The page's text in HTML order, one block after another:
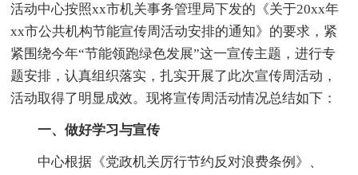
活动中心按照xx市机关事务管理局下发的《关于20xx年
xx市公共机构节能宣传周活动安排的通知》的要求，紧
紧围绕今年“节能领跑绿色发展”这一宣传主题，进行专
题安排，认真组织落实，扎实开展了此次宣传周活动，
活动取得了明显成效。现将宣传周活动情况总结如下：
一、做好学习与宣传
中心根据《党政机关厉行节约反对浪费条例》、